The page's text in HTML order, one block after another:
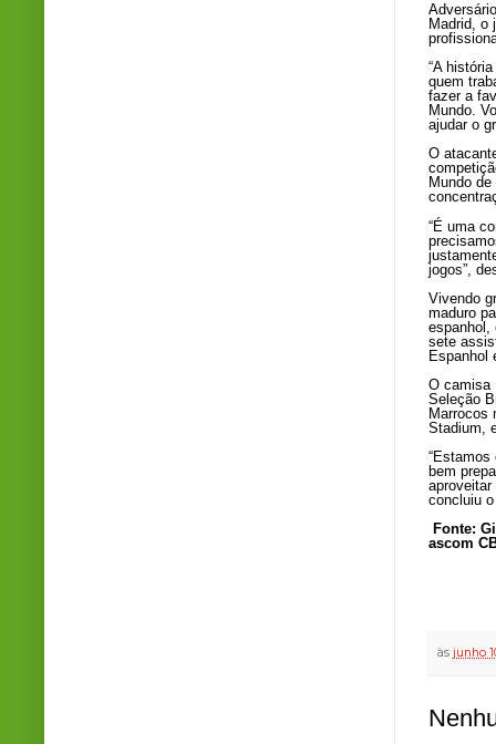
Madrid, o
“A
quem
fazer a
Mundo.
ajudar o
O
Mundo
“É uma
jogos”,
Vivendo
maduro
espanhol,
sete
Espanhol
O camisa
Seleção
Marrocos
Stadium,
bem
aproveitar
concluiu
Fonte:
ascom
às junho